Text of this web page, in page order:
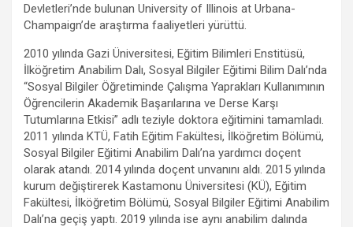
Devletleri’nde bulunan University of Illinois at Urbana-
Champaign’de araştırma faaliyetleri yürüttü.
2010 yılında Gazi Üniversitesi, Eğitim Bilimleri Enstitüsü,
İlköğretim Anabilim Dalı, Sosyal Bilgiler Eğitimi Bilim Dalı’nda
“Sosyal Bilgiler Öğretiminde Çalışma Yaprakları Kullanımının
Öğrencilerin Akademik Başarılarına ve Derse Karşı
Tutumlarına Etkisi” adlı teziyle doktora eğitimini tamamladı.
2011 yılında KTÜ, Fatih Eğitim Fakültesi, İlköğretim Bölümü,
Sosyal Bilgiler Eğitimi Anabilim Dalı’na yardımcı doçent
olarak atandı. 2014 yılında doçent unvanını aldı. 2015 yılında
kurum değiştirerek Kastamonu Üniversitesi (KÜ), Eğitim
Fakültesi, İlköğretim Bölümü, Sosyal Bilgiler Eğitimi Anabilim
Dalı’na geçiş yaptı. 2019 yılında ise aynı anabilim dalında